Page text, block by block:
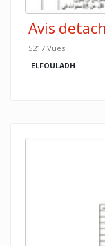
Avis
5217 Vues
ELFOULADH